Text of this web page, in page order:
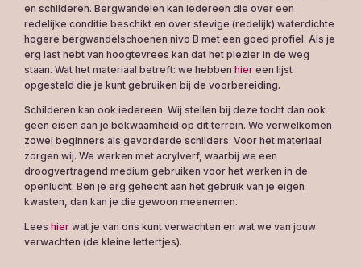
en schilderen. Bergwandelen kan iedereen die over een
redelijke conditie beschikt en over stevige (redelijk) waterdichte
hogere bergwandelschoenen nivo B met een goed profiel. Als je
erg last hebt van hoogtevrees kan dat het plezier in de weg
staan. Wat het materiaal betreft: we hebben hier een lijst
opgesteld die je kunt gebruiken bij de voorbereiding.
Schilderen kan ook iedereen. Wij stellen bij deze tocht dan ook
geen eisen aan je bekwaamheid op dit terrein. We verwelkomen
zowel beginners als gevorderde schilders. Voor het materiaal
zorgen wij. We werken met acrylverf, waarbij we een
droogvertragend medium gebruiken voor het werken in de
openlucht. Ben je erg gehecht aan het gebruik van je eigen
kwasten, dan kan je die gewoon meenemen.
Lees hier wat je van ons kunt verwachten en wat we van jouw
verwachten (de kleine lettertjes).